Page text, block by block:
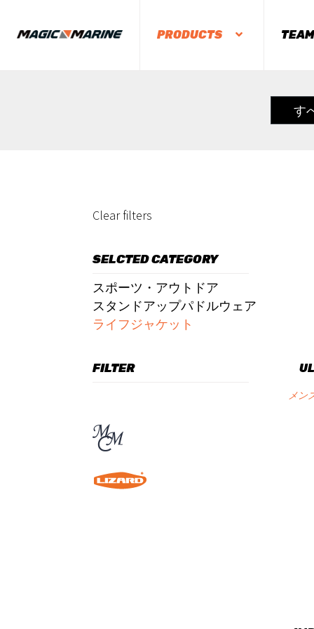
PRODUCTS TEAM
す
Clear filters
SELCTED CATEGORY
スポーツ・アウトドア
スタンドアップパドルウェア
ライフジャケット
FILTER
メン